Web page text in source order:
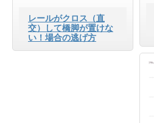
レールがクロス（直
交）して橋脚が置けな
い！場合の逃げ方